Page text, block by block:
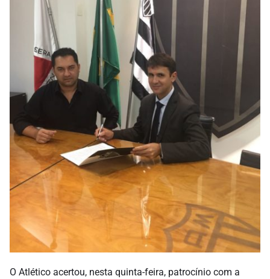
O Atlético acertou, nesta quinta-feira, patrocínio com a